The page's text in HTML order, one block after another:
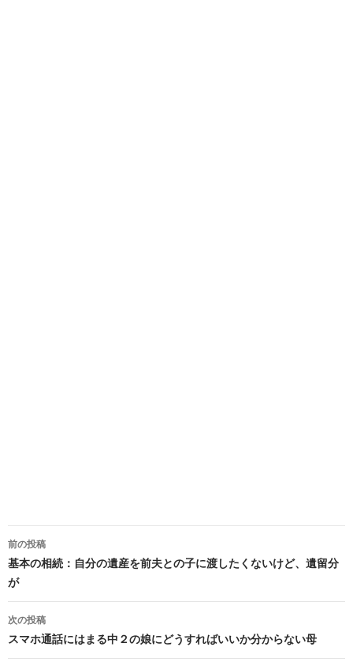
投
稿
ナ
ビ
ゲ
前の投稿
基本の相続：自分の遺産を前夫との子に渡したくないけど、遺留分
が
次の投稿
スマホ通話にはまる中２の娘にどうすればいいか分からない母